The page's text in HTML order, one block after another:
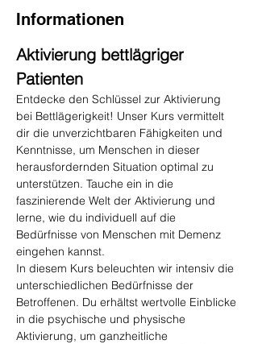
Informationen
Aktivierung bettlägriger
Patienten
Entdecke den Schlüssel zur Aktivierung
bei Bettlägerigkeit! Unser Kurs vermittelt
dir die unverzichtbaren Fähigkeiten und
Kenntnisse, um Menschen in dieser
herausfordernden Situation optimal zu
unterstützen. Tauche ein in die
faszinierende Welt der Aktivierung und
lerne, wie du individuell auf die
Bedürfnisse von Menschen mit Demenz
eingehen kannst.
In diesem Kurs beleuchten wir intensiv die
unterschiedlichen Bedürfnisse der
Betroffenen. Du erhältst wertvolle Einblicke
in die psychische und physische
Aktivierung, um ganzheitliche